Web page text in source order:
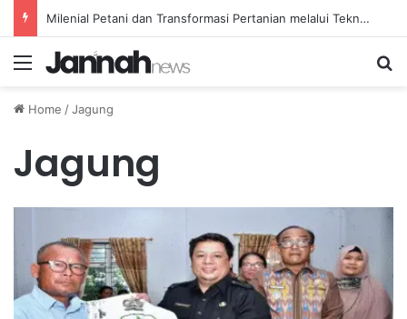
Milenial Petani dan Transformasi Pertanian melalui Teknologi Digital
Menu
Home /Jagung
Jagung